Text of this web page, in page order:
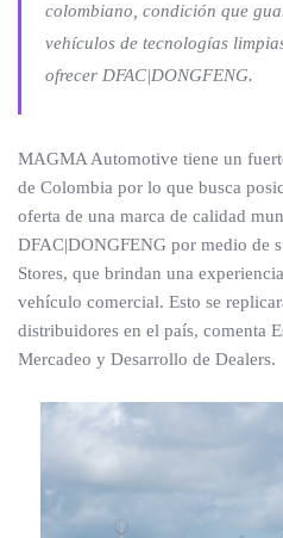
colombiano, condición que
vehículos de tecnologías
ofrecer DFAC|DONGFENG.
MAGMA Automotive tiene un
de Colombia por lo que busca
oferta de una marca de calidad
DFAC|DONGFENG por medio de
Stores, que brindan una
vehículo comercial. Esto se
distribuidores en el país, comenta
Mercadeo y Desarrollo de Dealers.